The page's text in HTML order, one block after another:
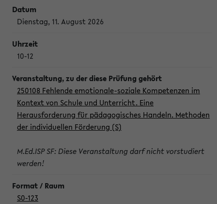
Dienstag, 11. August 2026
10-12
250108 Fehlende emotionale-soziale Kompetenzen im
Kontext von Schule und Unterricht. Eine
Herausforderung für pädagogisches Handeln. Methoden
der individuellen Förderung (S)
M.Ed.ISP SF: Diese Veranstaltung darf nicht vorstudiert
werden!
S0-123